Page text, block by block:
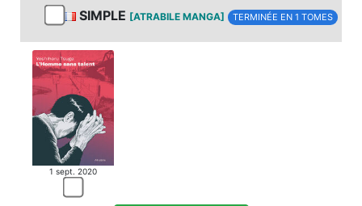
SIMPLE [ATRABILE MANGA] TERMINÉE EN 1 TOMES
1 sept. 2020